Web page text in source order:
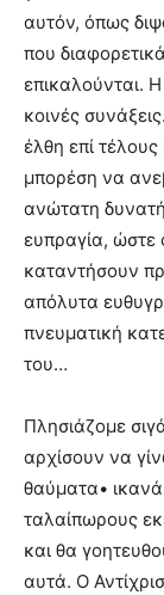
αυτόν, όπως
που
επικαλούνται.
κοινές
έλθη επί
μπορέση να
ανώτατη
ευπραγία, ώστε
καταντήσουν
απόλυτα
πνευματική
του…
Πλησιάζομε
αρχίσουν να
θαύματα•
ταλαίπωρους
και θα
αυτά. Ο